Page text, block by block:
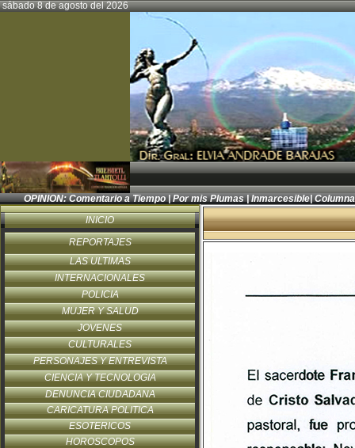
sábado 8 de agosto del 2026
OPINION:Comentario a Tiempo|Por mis Plumas|Inmarcesible|
INICIO
REPORTAJES
LAS ULTIMAS
INTERNACIONALES
POLICIA
MUJER Y SALUD
JOVENES
CULTURALES
PERSONAJES Y ENTREVISTA
CIENCIA Y TECNOLOGIA
DENUNCIA CIUDADANA
CARICATURA POLITICA
ESOTERICOS
HOROSCOPOS